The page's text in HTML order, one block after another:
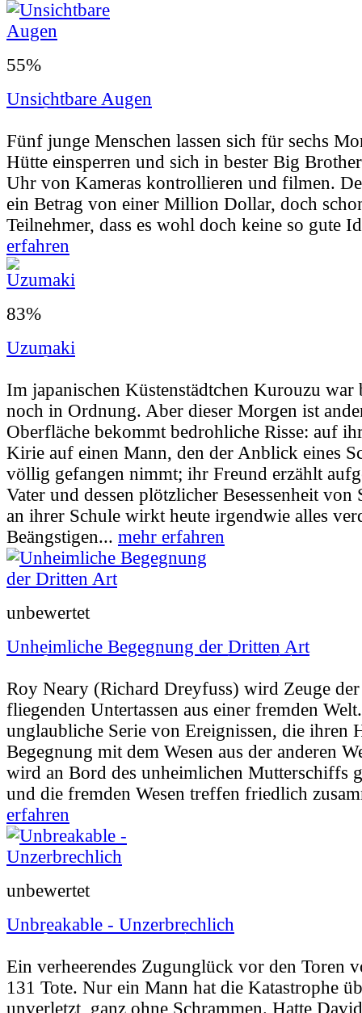
55%
Unsichtbare Augen
Userbewertung:55% (10 Stimmen) |
Fünf junge Menschen lassen sich für sechs
Hütte einsperren und sich in bester Big
Uhr von Kameras kontrollieren und filmen.
ein Betrag von einer Million Dollar, doch
Teilnehmer, dass es wohl doch keine so gute
erfahren
83%
Uzumaki
Userbewertung:
Im japanischen Küstenstädtchen Kurouzu war
noch in Ordnung. Aber dieser Morgen ist
Oberfläche bekommt bedrohliche Risse: auf
Kirie auf einen Mann, den der Anblick eines
völlig gefangen nimmt; ihr Freund erzählt
Vater und dessen plötzlicher Besessenheit von
an ihrer Schule wirkt heute irgendwie alles
Beängstigen... mehr erfahren
unbewertet
Unheimliche Begegnung der Dritten Art
Userbewertung:88% (14 Stimmen) |Jahr:
Roy Neary (Richard Dreyfuss) wird Zeuge
fliegenden Untertassen aus einer fremden
unglaubliche Serie von Ereignissen, die ihren
Begegnung mit dem Wesen aus der anderen
wird an Bord des unheimlichen Mutterschiffs
und die fremden Wesen treffen friedlich
erfahren
unbewertet
Unbreakable - Unzerbrechlich
Userbewertung:90% (122 Stimmen) |
Ein verheerendes Zugunglück vor den Toren
131 Tote. Nur ein Mann hat die Katastrophe
unverletzt, ganz ohne Schrammen. Hatte